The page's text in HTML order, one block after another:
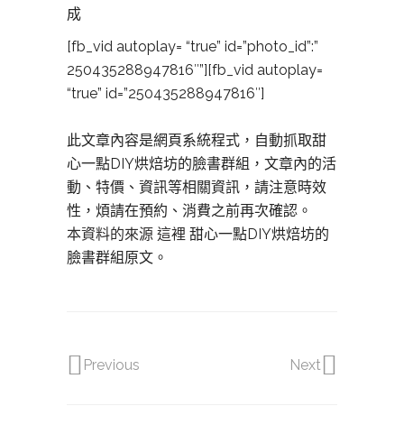
成
[fb_vid autoplay= “true” id=”photo_id”:”
250435288947816″”][fb_vid autoplay=
“true” id=”250435288947816″]
此文章內容是網頁系統程式，自動抓取甜
心一點DIY烘焙坊的臉書群組，文章內的活
動、特價、資訊等相關資訊，請注意時效
性，煩請在預約、消費之前再次確認。
本資料的來源 這裡 甜心一點DIY烘焙坊的
臉書群組原文。
Previous Next